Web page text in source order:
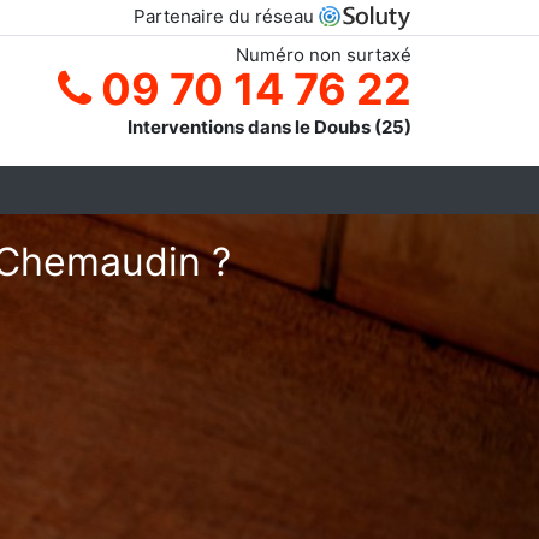
Partenaire du réseau
Numéro non surtaxé
09 70 14 76 22
Interventions dans le Doubs (25)
?